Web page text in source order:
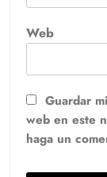
Web
Guardar
web en este
haga un